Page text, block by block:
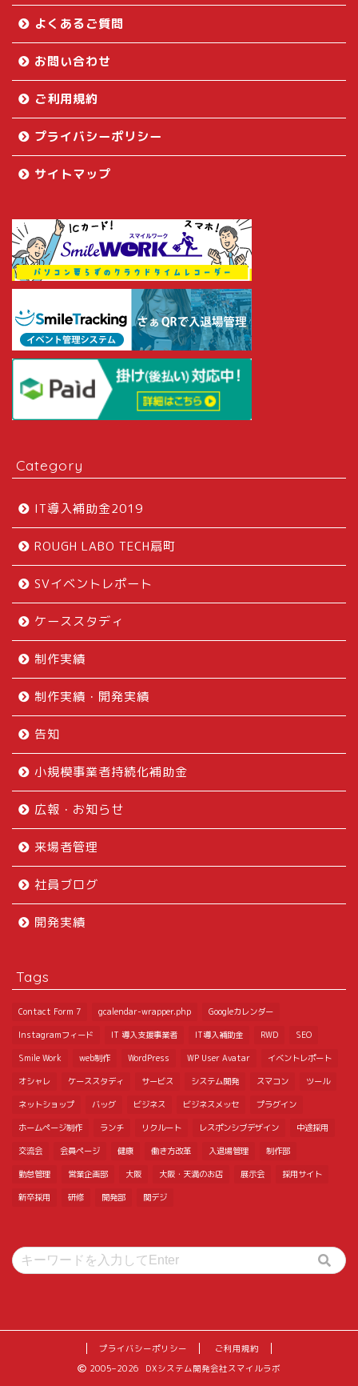
よくあるご質問
お問い合わせ
ご利用規約
プライバシーポリシー
サイトマップ
Category
IT導入補助金2019
ROUGH LABO TECH扇町
SVイベントレポート
ケーススタディ
制作実績
制作実績・開発実績
告知
小規模事業者持続化補助金
広報・お知らせ
来場者管理
社員ブログ
開発実績
Tags
Contact Form 7 gcalendar-wrapper.php Googleカレンダー
Instagramフィード IT 導入支援事業者 IT導入補助金 RWD SEO
Smile Work web制作 WordPress WP User Avatar イベントレポート
オシャレ ケーススタディ サービス システム開発 スマコン ツール
ネットショップ バッグ ビジネス ビジネスメッセ プラグイン
ホームページ制作 ランチ リクルート レスポンシブデザイン 中途採用
交流会 会員ページ 健康 働き方改革 入退場管理 制作部
勤怠管理 営業企画部 大阪 大阪・天満のお店 展示会 採用サイト
新卒採用 研修 開発部 関デジ
プライバシーポリシー
ご利用規約
2005–2026 DXシステム開発会社スマイルラボ